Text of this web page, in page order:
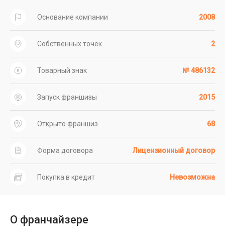
Основание компании 2008
Собственных точек 2
Товарный знак № 486132
Запуск франшизы 2015
Открыто франшиз 68
Форма договора Лицензионный договор
Покупка в кредит Невозможна
О франчайзере